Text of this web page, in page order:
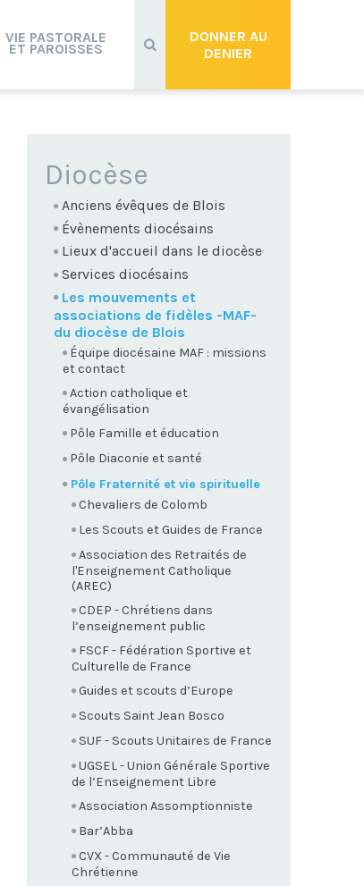
DONNER AU
DENIER
VIE PASTORALE
ET PAROISSES
NAVIGATION
Diocèse
Anciens évêques de Blois
Évènements diocésains
Lieux d'accueil dans le diocèse
Services diocésains
Les mouvements et
associations de fidèles -MAF-
du diocèse de Blois
Équipe diocésaine MAF : missions
et contact
Action catholique et
évangélisation
Pôle Famille et éducation
Pôle Diaconie et santé
Pôle Fraternité et vie spirituelle
Chevaliers de Colomb
Les Scouts et Guides de France
Association des Retraités de
l'Enseignement Catholique
(AREC)
CDEP - Chrétiens dans
l’enseignement public
FSCF - Fédération Sportive et
Culturelle de France
Guides et scouts d’Europe
Scouts Saint Jean Bosco
SUF - Scouts Unitaires de France
UGSEL - Union Générale Sportive
de l’Enseignement Libre
Association Assomptionniste
Bar’Abba
CVX - Communauté de Vie
Chrétienne